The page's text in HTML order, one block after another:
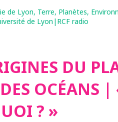
de Lyon, Terre, Planètes,
de Lyon|RCF radio
DU
DES OCÉANS
? »